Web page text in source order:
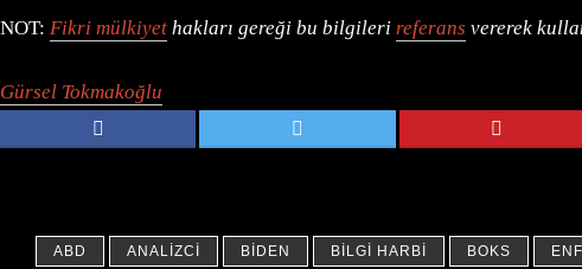
NOT: Fikri mülkiyet hakları gereği bu bilgileri referans vererek
Gürsel Tokmakoğlu
ABD ANALIZCI BIDEN BILGI HARBI BOKS